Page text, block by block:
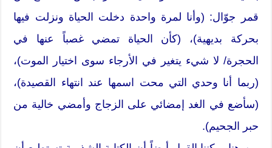
قمر جوّال: (وأنا لمرة واحدة دخلت الحياة ونزلت فيها
بحركة بديهية)، (كأن الحياة تمضي غصباً عنها في
الحجرة/ لا شيء يتغير في الأرجاء سوى اختيار الموت)،
(ربما أنا وحدي التي محت اسمها عند انتهاء القصيدة)،
(سأضع في الغد إمضائي على الزجاج وأمضي خالية من
حبر الجحيم).